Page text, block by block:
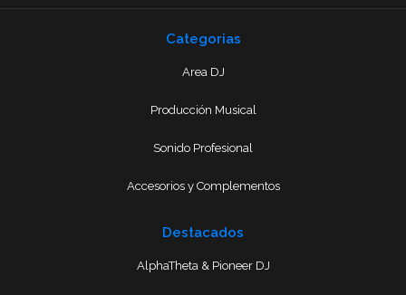
Categorias
Area DJ
Producción Musical
Sonido Profesional
Accesorios y Complementos
Destacados
AlphaTheta & Pioneer DJ